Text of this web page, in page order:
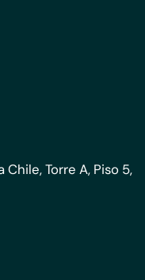
Torre A, Piso 5,